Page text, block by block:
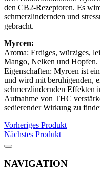
den CB2-Rezeptoren. Es
schmerzlindernden und
gebracht.
Myrcen:
Aroma: Erdiges, würziges,
Mango, Nelken und Hopfen.
Eigenschaften: Myrcen ist
und wird mit beruhigenden,
schmerzlindernden Effekten
Aufnahme von THC
sedierender Wirkung zu
Vorheriges Produkt
Nächstes Produkt
NAVIGATION